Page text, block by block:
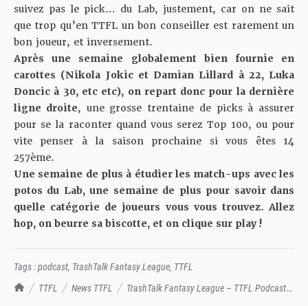
TrashTalk Actu NBA
TTFL News TTFL
TrashTalk Fantasy League – TTFL Podcast
suivez pas le pick… du Lab, justement, car on ne sait
que trop qu’en TTFL un bon conseiller est rarement un
bon joueur, et inversement.
Après une semaine globalement bien fournie en
carottes (Nikola Jokic et Damian Lillard à 22, Luka
Doncic à 30, etc etc), on repart donc pour la dernière
ligne droite, une grosse trentaine de picks à assurer
pour se la raconter quand vous serez Top 100, ou pour
vite penser à la saison prochaine si vous êtes 14
257ème.
Une semaine de plus à étudier les match-ups avec les
potos du Lab, une semaine de plus pour savoir dans
quelle catégorie de joueurs vous vous trouvez. Allez
hop, on beurre sa biscotte, et on clique sur play !
Tags :podcast, TrashTalk Fantasy League, TTFL